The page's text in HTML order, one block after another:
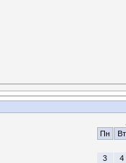
Пн
Вт
3
4